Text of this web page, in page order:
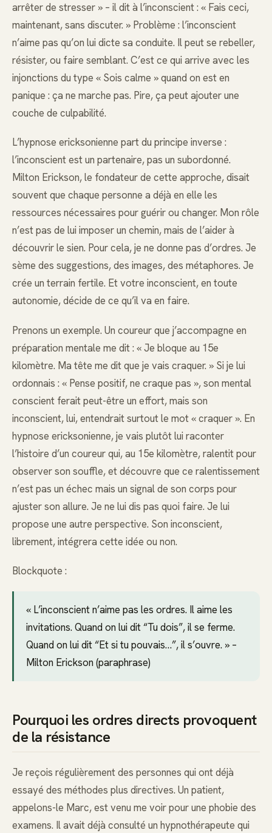
arrêter de stresser » – il dit à l’inconscient : « Fais ceci,
maintenant, sans discuter. » Problème : l’inconscient
n’aime pas qu’on lui dicte sa conduite. Il peut se rebeller,
résister, ou faire semblant. C’est ce qui arrive avec les
injonctions du type « Sois calme » quand on est en
panique : ça ne marche pas. Pire, ça peut ajouter une
couche de culpabilité.
L’hypnose ericksonienne part du principe inverse :
l’inconscient est un partenaire, pas un subordonné.
Milton Erickson, le fondateur de cette approche, disait
souvent que chaque personne a déjà en elle les
ressources nécessaires pour guérir ou changer. Mon rôle
n’est pas de lui imposer un chemin, mais de l’aider à
découvrir le sien. Pour cela, je ne donne pas d’ordres. Je
sème des suggestions, des images, des métaphores. Je
crée un terrain fertile. Et votre inconscient, en toute
autonomie, décide de ce qu’il va en faire.
Prenons un exemple. Un coureur que j’accompagne en
préparation mentale me dit : « Je bloque au 15e
kilomètre. Ma tête me dit que je vais craquer. » Si je lui
ordonnais : « Pense positif, ne craque pas », son mental
conscient ferait peut-être un effort, mais son
inconscient, lui, entendrait surtout le mot « craquer ». En
hypnose ericksonienne, je vais plutôt lui raconter
l’histoire d’un coureur qui, au 15e kilomètre, ralentit pour
observer son souffle, et découvre que ce ralentissement
n’est pas un échec mais un signal de son corps pour
ajuster son allure. Je ne lui dis pas quoi faire. Je lui
propose une autre perspective. Son inconscient,
librement, intégrera cette idée ou non.
Blockquote :
« L’inconscient n’aime pas les ordres. Il aime les
invitations. Quand on lui dit “Tu dois”, il se ferme.
Quand on lui dit “Et si tu pouvais…”, il s’ouvre. » –
Milton Erickson (paraphrase)
Pourquoi les ordres directs provoquent
de la résistance
Je reçois régulièrement des personnes qui ont déjà
essayé des méthodes plus directives. Un patient,
appelons-le Marc, est venu me voir pour une phobie des
examens. Il avait déjà consulté un hypnothérapeute qui